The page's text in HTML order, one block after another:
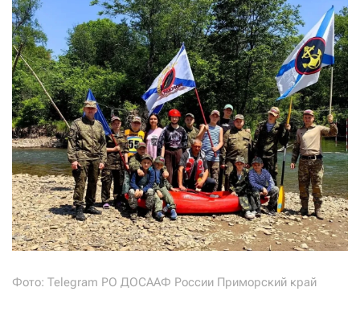
Фото: Telegram РО ДОСААФ России Приморский край